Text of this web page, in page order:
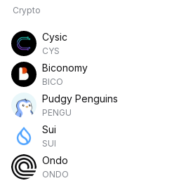
Crypto
Cysic
CYS
Biconomy
BICO
Pudgy Penguins
PENGU
Sui
SUI
Ondo
ONDO